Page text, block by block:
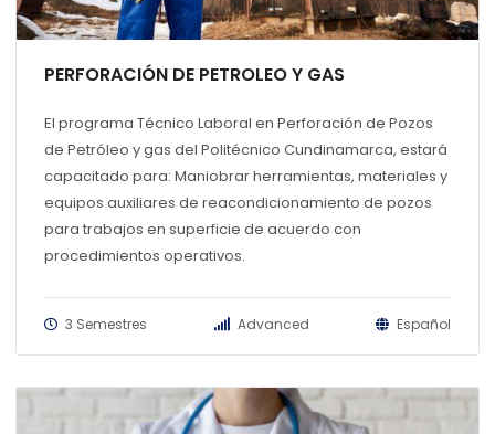
PERFORACIÓN DE PETROLEO Y GAS
El programa Técnico Laboral en Perforación de Pozos
de Petróleo y gas del Politécnico Cundinamarca, estará
capacitado para: Maniobrar herramientas, materiales y
equipos auxiliares de reacondicionamiento de pozos
para trabajos en superficie de acuerdo con
procedimientos operativos.
3 Semestres Advanced Español